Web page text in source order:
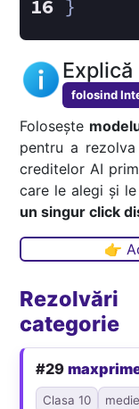
}
folosind
Folosește
pentru a
creditelor AI
care le alegi și
un singur click
👉
categorie
#29
Clasa 10 medie